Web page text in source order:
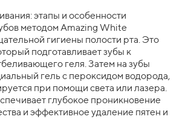
этапы и особенности
методом Amazing White
гигиены полости рта. Это
подготавливает зубы к
геля. Затем на зубы
гель с пероксидом водорода,
при помощи света или лазера.
глубокое проникновение
и эффективное удаление пятен и